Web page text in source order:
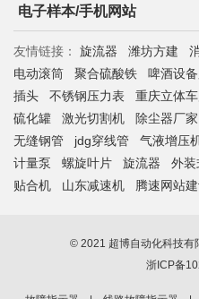
电子样本/手机网站
友情链接： 旋流器 潍坊方建
电动滚筒
聚合硫酸铁 啤酒设
插头
不锈钢压力表 重庆立体
硫化罐
激光切割机 除尘器厂家
无缝钢管
jdg穿线管 气液增压
计量泵
螺旋叶片 旋流器 外装
贴合机
山东减速机 腾速网站
© 2021 超博自动化科技有
浙ICP备